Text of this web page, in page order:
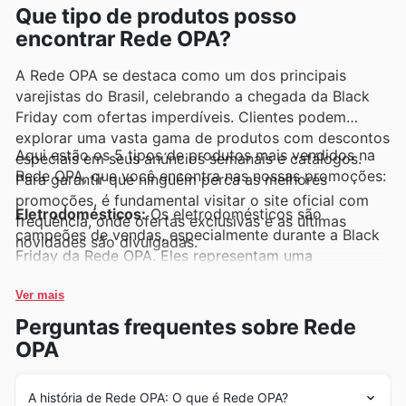
Que tipo de produtos posso
encontrar Rede OPA?
A Rede OPA se destaca como um dos principais
varejistas do Brasil, celebrando a chegada da Black
Friday com ofertas imperdíveis. Clientes podem
explorar uma vasta gama de produtos com descontos
especiais em seus anúncios semanais e catálogos.
Para garantir que ninguém perca as melhores
promoções, é fundamental visitar o site oficial com
frequência, onde ofertas exclusivas e as últimas
novidades são divulgadas.
Aqui estão os 5 tipos de produtos mais vendidos na
Rede OPA, que você encontra nas nossas promoções:
Eletrodomésticos:Os eletrodomésticos são
campeões de vendas, especialmente durante a Black
Friday da Rede OPA. Eles representam uma
alta qualidade a preços acessíveis, garantindo sempre
as melhores ofertas nos anúncios semanais da Rede
OPA.
modernos é altíssima, e na Rede OPA, eles se tornam
Ver mais
Perguntas frequentes sobre Rede
OPA
A história de Rede OPA: O que é Rede OPA?